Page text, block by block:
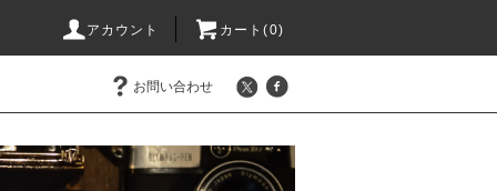
アカウント カート(0)
お問い合わせ